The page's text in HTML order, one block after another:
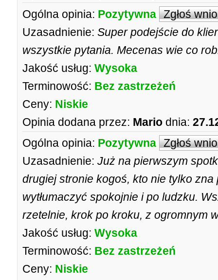
Ogólna opinia: Pozytywna Zgłoś
Uzasadnienie: Super podejście do
wszystkie pytania. Mecenas wie co
Jakość usług: Wysoka
Terminowość: Bez zastrzeżeń
Ceny: Niskie
Opinia dodana przez: Mario dnia:
Ogólna opinia: Pozytywna Zgłoś
Uzasadnienie: Już na pierwszym
drugiej stronie kogoś, kto nie tylko zna
wytłumaczyć spokojnie i po ludzku.
rzetelnie, krok po kroku, z ogromnym
Jakość usług: Wysoka
Terminowość: Bez zastrzeżeń
Ceny: Niskie